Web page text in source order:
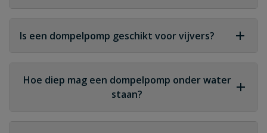
Ja, veel modellen hebben een automatische
vlotterschakelaar.
Is een dompelpomp geschikt voor vijvers?
Ja, dompelpompen worden vaak gebruikt voor het
leegmaken van vijvers of voor onderhoud.
Hoe diep mag een dompelpomp onder water
staan?
Dit verschilt per model. Elke pomp heeft een